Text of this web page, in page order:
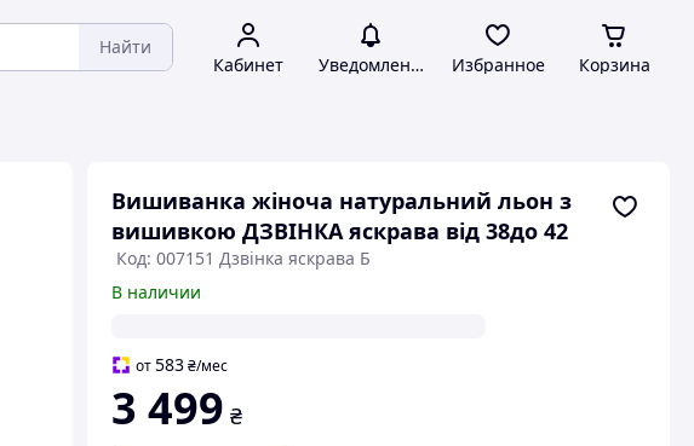
Найти
Кабинет Уведомления Избранное Корзина
Вишиванка жіноча натуральний льон з
вишивкою ДЗВІНКА яскрава від 38до 42
Код: 007151 Дзвінка яскрава Б
В наличии
от583 ₴/мес
3 499 ₴